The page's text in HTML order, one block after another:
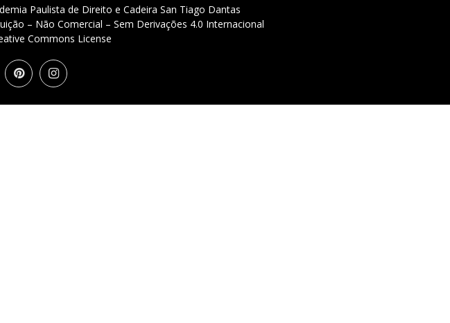
Paulista de Direito e Cadeira San Tiago Dantas
– Não Comercial – Sem Derivações 4.0 Internacional
Commons License